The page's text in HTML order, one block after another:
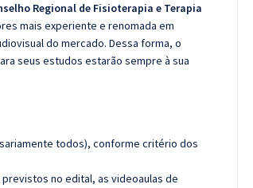
Regional de Fisioterapia e Terapia
mais experiente e renomada em
do mercado. Dessa forma, o
seus estudos estarão sempre à sua
todos), conforme critério dos
no edital, as videoaulas de